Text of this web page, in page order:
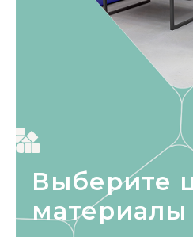
Выберите
материалы